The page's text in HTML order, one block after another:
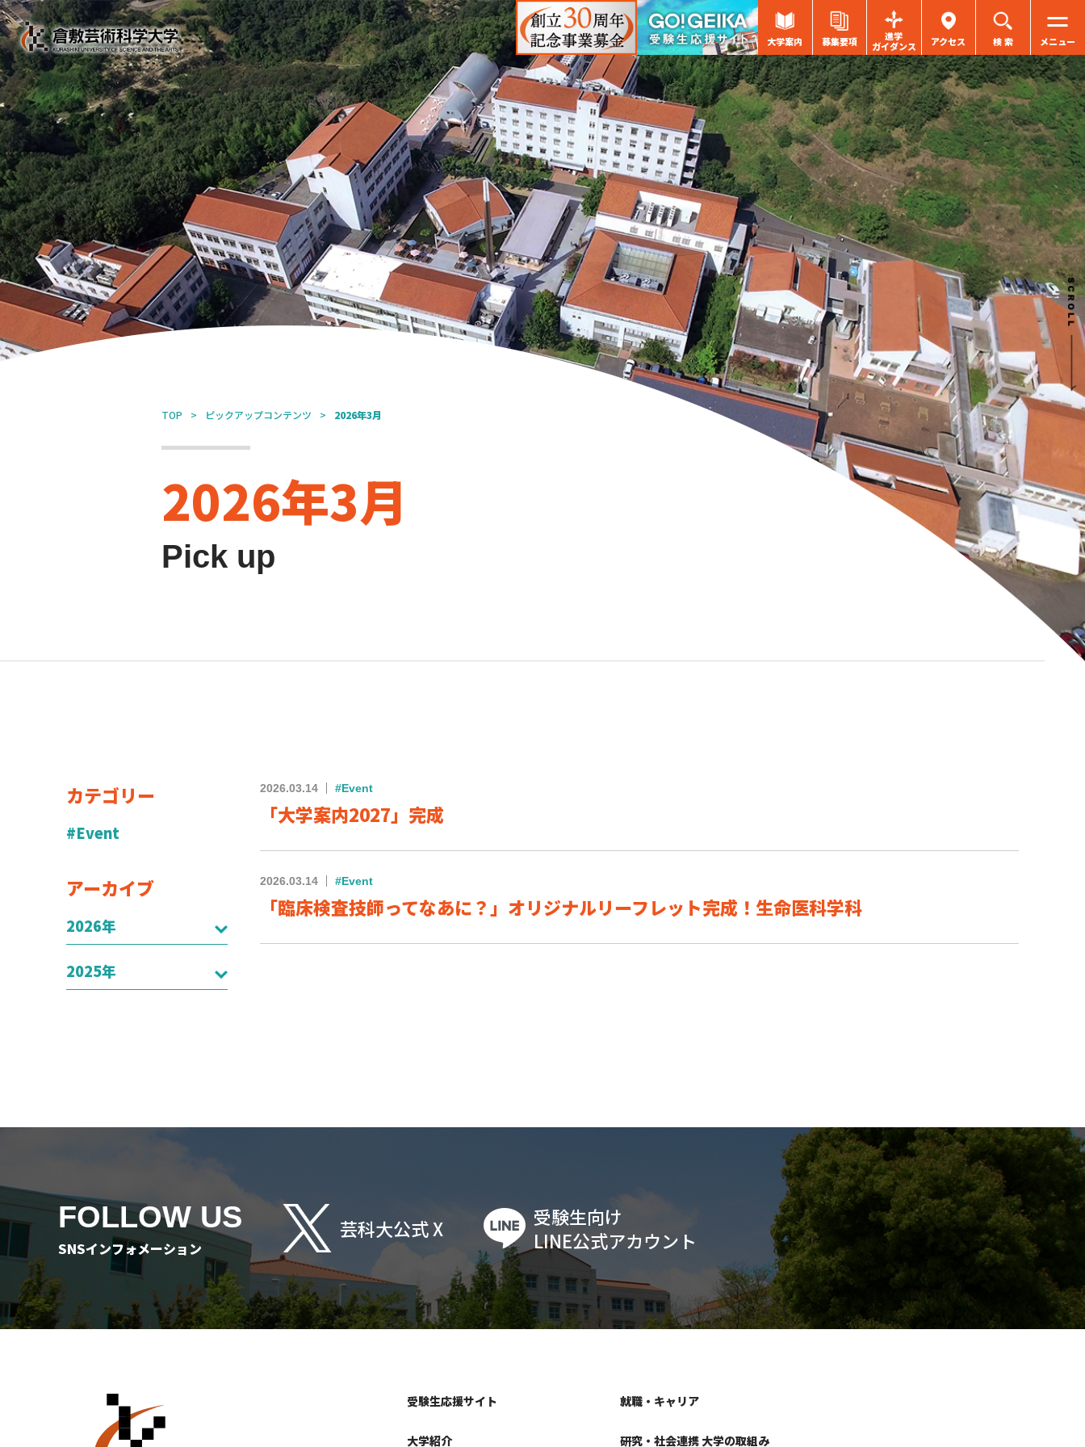
大学案内 募集要項
進学
ガイダンス
アクセス 検 索 メニュー
TOP ピックアップコンテンツ 2026年3月
2026年3月
Pick up
カテゴリー
#Event
アーカイブ
2026年
2025年
2026.03.14 #Event
「大学案内2027」完成
2026.03.14 #Event
「臨床検査技師ってなあに？」オリジナルリーフレット完成！生命医科学科
FOLLOW US
SNSインフォメーション
芸科大公式 X
受験生向け
LINE公式アカウント
受験生応援サイト
大学紹介
就職・キャリア
研究・社会連携 大学の取組み